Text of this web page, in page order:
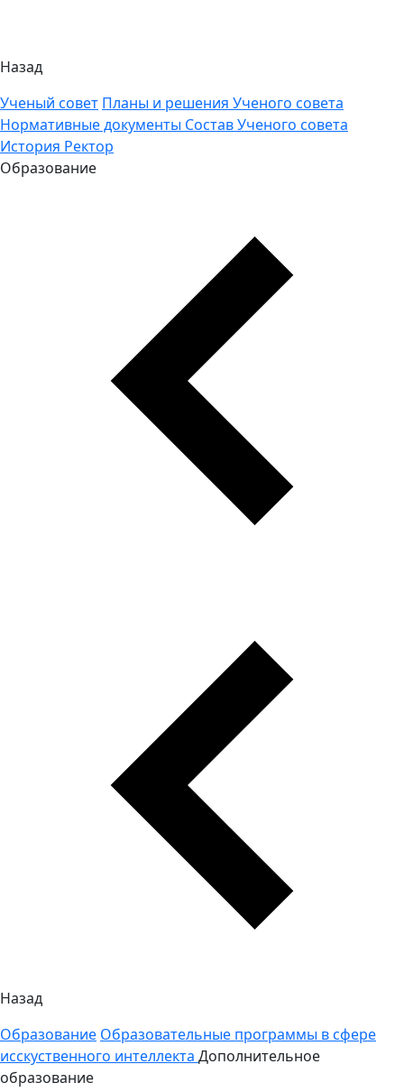
Назад
Ученый совет Планы и решения Ученого совета
Нормативные документы Состав Ученого совета
История Ректор
Образование
Назад
Образование Образовательные программы в сфере
исскуственного интеллекта Дополнительное
образование